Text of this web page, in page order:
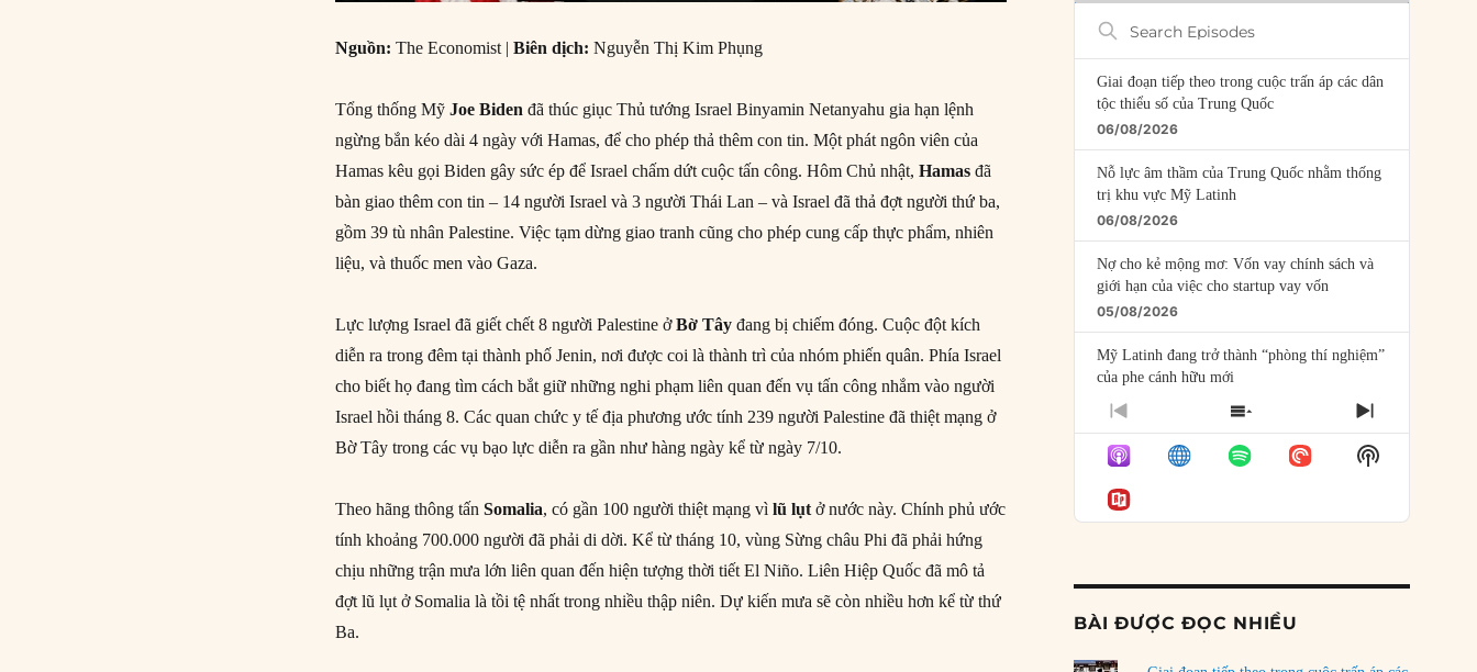
Nguồn: The Economist |Biên dịch: Nguyễn Thị Kim Phụng
Tổng thống MỹJoe Biden đã thúc giục Thủ tướng Israel Binyamin Netanyahu gia hạn lệnh
ngừng bắn kéo dài 4 ngày với Hamas, để cho phép thả thêm con tin. Một phát ngôn viên của
Hamas kêu gọi Biden gây sức ép để Israel chấm dứt cuộc tấn công. Hôm Chủ nhật,Hamas đã
bàn giao thêm con tin – 14 người Israel và 3 người Thái Lan – và Israel đã thả đợt người thứ ba,
gồm 39 tù nhân Palestine. Việc tạm dừng giao tranh cũng cho phép cung cấp thực phẩm, nhiên
liệu, và thuốc men vào Gaza.
Lực lượng Israel đã giết chết 8 người Palestine ởBờ Tây đang bị chiếm đóng. Cuộc đột kích
diễn ra trong đêm tại thành phố Jenin, nơi được coi là thành trì của nhóm phiến quân. Phía Israel
cho biết họ đang tìm cách bắt giữ những nghi phạm liên quan đến vụ tấn công nhắm vào người
Israel hồi tháng 8. Các quan chức y tế địa phương ước tính 239 người Palestine đã thiệt mạng ở
Bờ Tây trong các vụ bạo lực diễn ra gần như hàng ngày kể từ ngày 7/10.
Theo hãng thông tấnSomalia, có gần 100 người thiệt mạng vìlũ lụt ở nước này. Chính phủ ước
tính khoảng 700.000 người đã phải di dời. Kể từ tháng 10, vùng Sừng châu Phi đã phải hứng
chịu những trận mưa lớn liên quan đến hiện tượng thời tiết El Niño. Liên Hiệp Quốc đã mô tả
đợt lũ lụt ở Somalia là tồi tệ nhất trong nhiều thập niên. Dự kiến mưa sẽ còn nhiều hơn kể từ thứ
Ba.
Search
Episodes
Giai đoạn tiếp theo trong cuộc trấn áp các dân
tộc thiểu số của Trung Quốc
06/08/2026
Nỗ lực âm thầm của Trung Quốc nhằm thống
trị khu vực Mỹ Latinh
06/08/2026
Nợ cho kẻ mộng mơ: Vốn vay chính sách và
giới hạn của việc cho startup vay vốn
05/08/2026
Mỹ Latinh đang trở thành “phòng thí nghiệm”
của phe cánh hữu mới
04/08/2026
Tại sao Trung Quốc phủ nhận cuộc gặp với
Ngoại trưởng Nhật Bản?
04/08/2026
03/08/2026
Đặt cược vào thất bại: Các quỹ đầu tư mạo
PREVIOUS
EPISODE
SHOW
EPISODES
LIST
NEXT
EPISODE
Show
Podcast
BÀI ĐƯỢC ĐỌC NHIỀU